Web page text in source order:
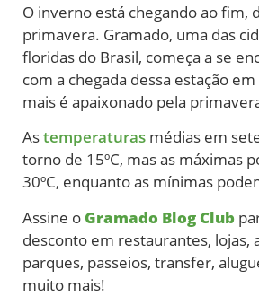
O inverno está chegando ao fim,
primavera. Gramado, uma das
floridas do Brasil, começa a se
com a chegada dessa estação
mais é apaixonado pela
Astemperaturas médias em
torno de 15ºC, mas as máximas
30ºC, enquanto as mínimas
Assine o Gramado Blog Club
desconto em restaurantes, lojas,
parques, passeios, transfer,
muito mais!